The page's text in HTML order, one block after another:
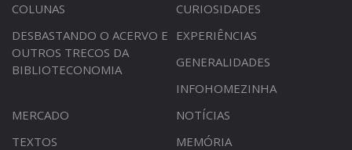
COLUNAS
CURIOSIDADES
DESBASTANDO O ACERVO E
OUTROS TRECOS DA
BIBLIOTECONOMIA
EXPERIÊNCIAS
GENERALIDADES
INFOHOMEZINHA
MERCADO
NOTÍCIAS
TEXTOS
MEMÓRIA